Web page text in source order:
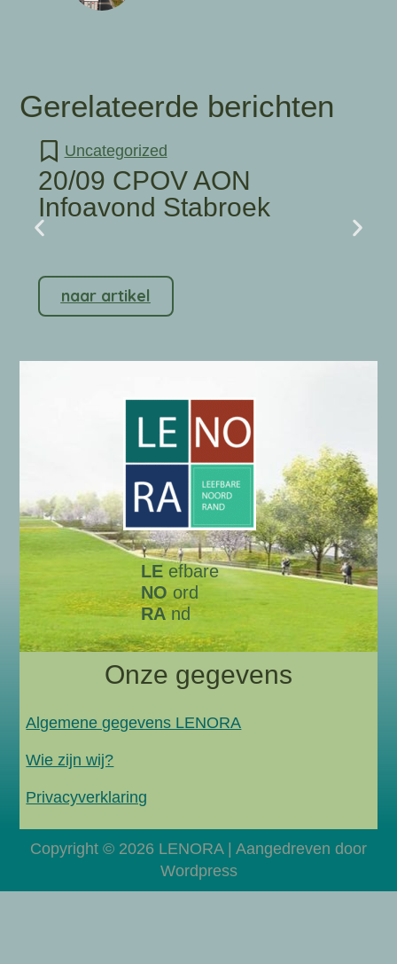
Gerelateerde berichten
Uncategorized
20/09 CPOV AON
Infoavond Stabroek
naar artikel
LE efbare
NOord
RAnd
Onze gegevens
Algemene gegevens LENORA
Wie zijn wij?
Privacyverklaring
Copyright © 2026 LENORA | Aangedreven door
Wordpress